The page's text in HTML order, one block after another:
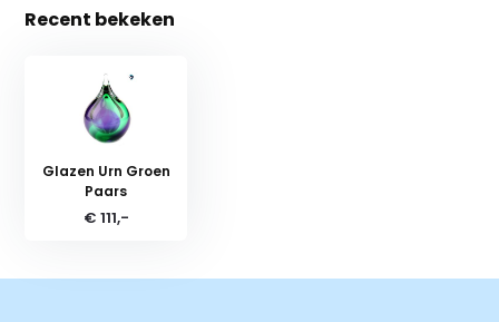
Recent bekeken
Glazen Urn Groen
Paars
€ 111,-